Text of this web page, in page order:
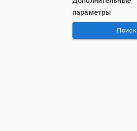
параметры
Поиск